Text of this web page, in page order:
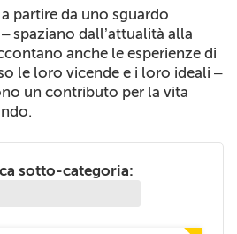
COLLANE
+
partire da uno sguardo
spaziano dall’attualità alla
anche le esperienze di
le loro vicende e i loro ideali –
un contributo per la vita
sotto-categoria: